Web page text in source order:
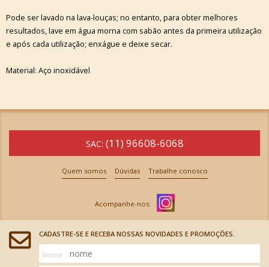
Pode ser lavado na lava-louças; no entanto, para obter melhores
resultados, lave em água morna com sabão antes da primeira utilização
e após cada utilização; enxágue e deixe secar.
Material: Aço inoxidável
SAC: (11) 96608-6068
Quem somos Dúvidas Trabalhe conosco
CADASTRE-SE E RECEBA NOSSAS NOVIDADES E PROMOÇÕES.
Nome